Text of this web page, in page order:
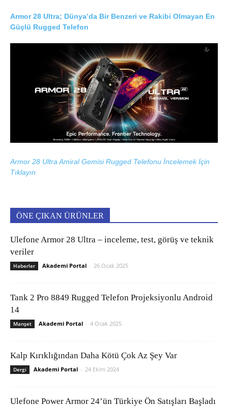
Armor 28 Ultra; Dünya’da Bir Benzeri ve Rakibi Olmayan En
Güçlü Rugged Telefon
Armor 28 Ultra Amiral Gemisi Rugged Telefonu İncelemek İçin
Tıklayın
ÖNE ÇIKAN ÜRÜNLER
Ulefone Armor 28 Ultra – inceleme, test, görüş ve teknik
veriler
Haberler Akademi Portal - 26 Ocak 2025
Tank 2 Pro 8849 Rugged Telefon Projeksiyonlu Android
14
Manşet Akademi Portal - 4 Ocak 2025
Kalp Kırıklığından Daha Kötü Çok Az Şey Var
Dergi Akademi Portal - 24 Ekim 2024
Ulefone Power Armor 24’ün Türkiye Ön Satışları Başladı